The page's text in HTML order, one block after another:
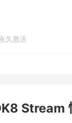
久激活
Stream